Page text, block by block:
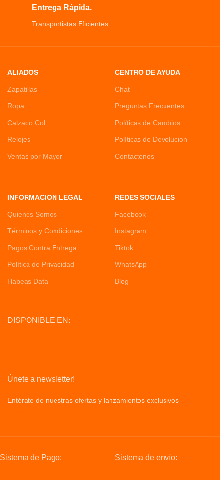
Entrega Rápida.
Transportistas Eficientes
ALIADOS
Zapatillas
Ropa
Calzado Col
Relojes
Ventas por Mayor
CENTRO DE AYUDA
Chat
Preguntas Frecuentes
Políticas de Cambios
Políticas de Devolucion
Contactenos
INFORMACION LEGAL
Quienes Somos
Términos y Condiciones
Pagos Contra Entrega
Política de Privacidad
Habeas Data
REDES SOCIALES
Facebook
Instagram
Tiktok
WhatsApp
Blog
DISPONIBLE EN:
Únete a newsletter!
Entérate de nuestras ofertas y lanzamientos exclusivos
Sistema de Pago: Sistema de envío: